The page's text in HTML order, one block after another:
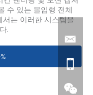
수 있는 몰입형 전체
서는 이러한 시스템을
.
레이가 그토록 매력적인